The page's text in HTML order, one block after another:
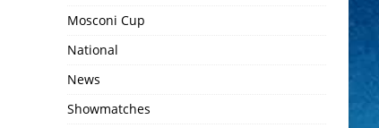
Mosconi Cup
National
News
Showmatches